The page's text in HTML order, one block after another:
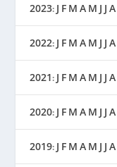
2023: J F M A M J J A
2022: J F M A M J J A
2021: J F M A M J J A
2020: J F M A M J J A
2019: J F M A M J J A